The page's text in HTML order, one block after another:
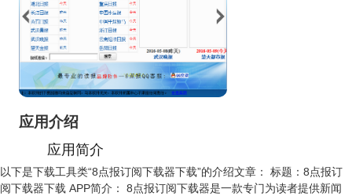
应用介绍
应用简介
以下是下载工具类“8点报订阅下载器下载”的介绍文章： 标题：8点报订
阅下载器下载 APP简介： 8点报订阅下载器是一款专门为读者提供新闻